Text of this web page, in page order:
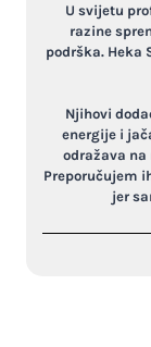
U svijetu
razine
podrška. Heka
Njihovi
energije i
odražava
Preporučujem
jer